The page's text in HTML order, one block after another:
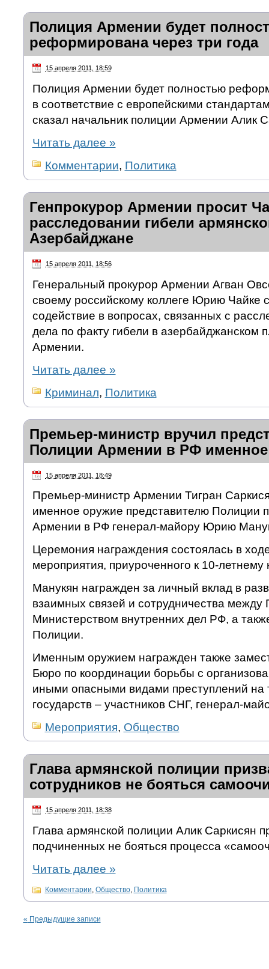
Полиция Армении будет
реформирована через три года
15 апреля 2011, 18:59
Полиция Армении будет полностью
в соответствие с европейскими
сказал начальник полиции Армении Алик
Читать далее »
Комментарии, Политика
Генпрокурор Армении просит
расследовании гибели
Азербайджане
15 апреля 2011, 18:56
Генеральный прокурор Армении Агван
своему российскому коллеге Юрию Чайке
содействие в вопросах, связанных с
дела по факту гибели в азербайджанском
Армении.
Читать далее »
Криминал, Политика
Премьер-министр вручил
Полиции Армении в РФ
15 апреля 2011, 18:49
Премьер-министр Армении Тигран
именное оружие представителю Полиции
Армении в РФ генерал-майору Юрию
Церемония награждения состоялась в
мероприятия, приуроченного к 10-
Манукян награжден за личный вклад в
взаимных связей и сотрудничества
Министерством внутренних дел РФ, а
Полиции.
Именным оружием награжден также
Бюро по координации борьбы с
иными опасными видами преступлений на
государств – участников СНГ, генерал-
Мероприятия, Общество
Глава армянской полиции
сотрудников не бояться
15 апреля 2011, 18:38
Глава армянской полиции Алик Саркисян
подчиненных не бояться процесса
Читать далее »
Комментарии, Общество, Политика
« Предыдущие записи